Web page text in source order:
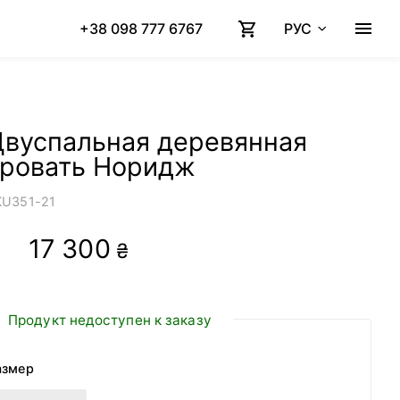
+38 098 777 6767 РУС
деревянная
Норидж
351-21
17 300 ₴
Продукт недоступен к заказу